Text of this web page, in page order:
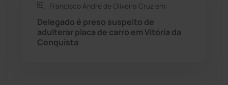
Rio do Antônio
Rio do Pires
Francisco André de Oliveira Cruz em:
Delegado é preso suspeito de
adulterar placa de carro em Vitória da
Conquista